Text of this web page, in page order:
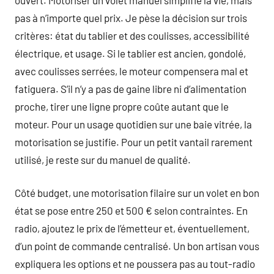
pas à n’importe quel prix. Je pèse la décision sur trois
critères: état du tablier et des coulisses, accessibilité
électrique, et usage. Si le tablier est ancien, gondolé,
avec coulisses serrées, le moteur compensera mal et
fatiguera. S’il n’y a pas de gaine libre ni d’alimentation
proche, tirer une ligne propre coûte autant que le
moteur. Pour un usage quotidien sur une baie vitrée, la
motorisation se justifie. Pour un petit vantail rarement
utilisé, je reste sur du manuel de qualité.
Côté budget, une motorisation filaire sur un volet en bon
état se pose entre 250 et 500 € selon contraintes. En
radio, ajoutez le prix de l’émetteur et, éventuellement,
d’un point de commande centralisé. Un bon artisan vous
expliquera les options et ne poussera pas au tout-radio